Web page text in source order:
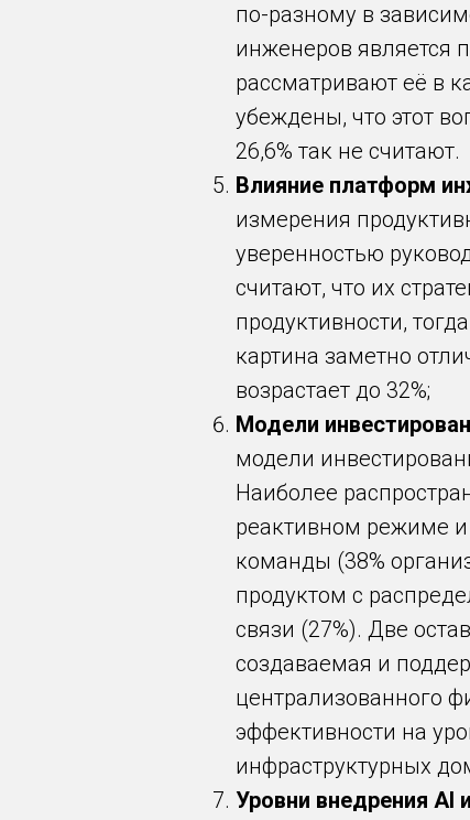
по-разному в
инженеров является
рассматривают её в
убеждены, что этот
26,6% так не считают.
Влияние платформ
измерения
уверенностью
считают, что их
продуктивности,
картина заметно
возрастает до 32%;
Модели
модели
Наиболее
реактивном режиме
команды (38%
продуктом с
связи (27%). Две
создаваемая и
централизованного
эффективности на
инфраструктурных
Уровни внедрения AI